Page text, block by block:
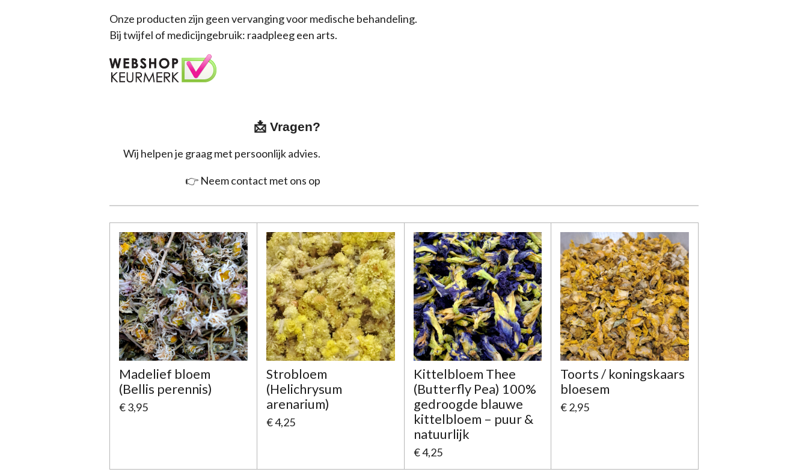
Onze producten zijn geen vervanging voor medische behandeling.
Bij twijfel of medicijngebruik: raadpleeg een arts.
📩 Vragen?
Wij helpen je graag met persoonlijk advies.
👉 Neem contact met ons op
Madelief bloem
(Bellis perennis)
€ 3,95
Strobloem
(Helichrysum
arenarium)
€ 4,25
Kittelbloem Thee
(Butterfly Pea) 100%
gedroogde blauwe
kittelbloem – puur &
natuurlijk
€ 4,25
Toorts / koningskaars
bloesem
€ 2,95